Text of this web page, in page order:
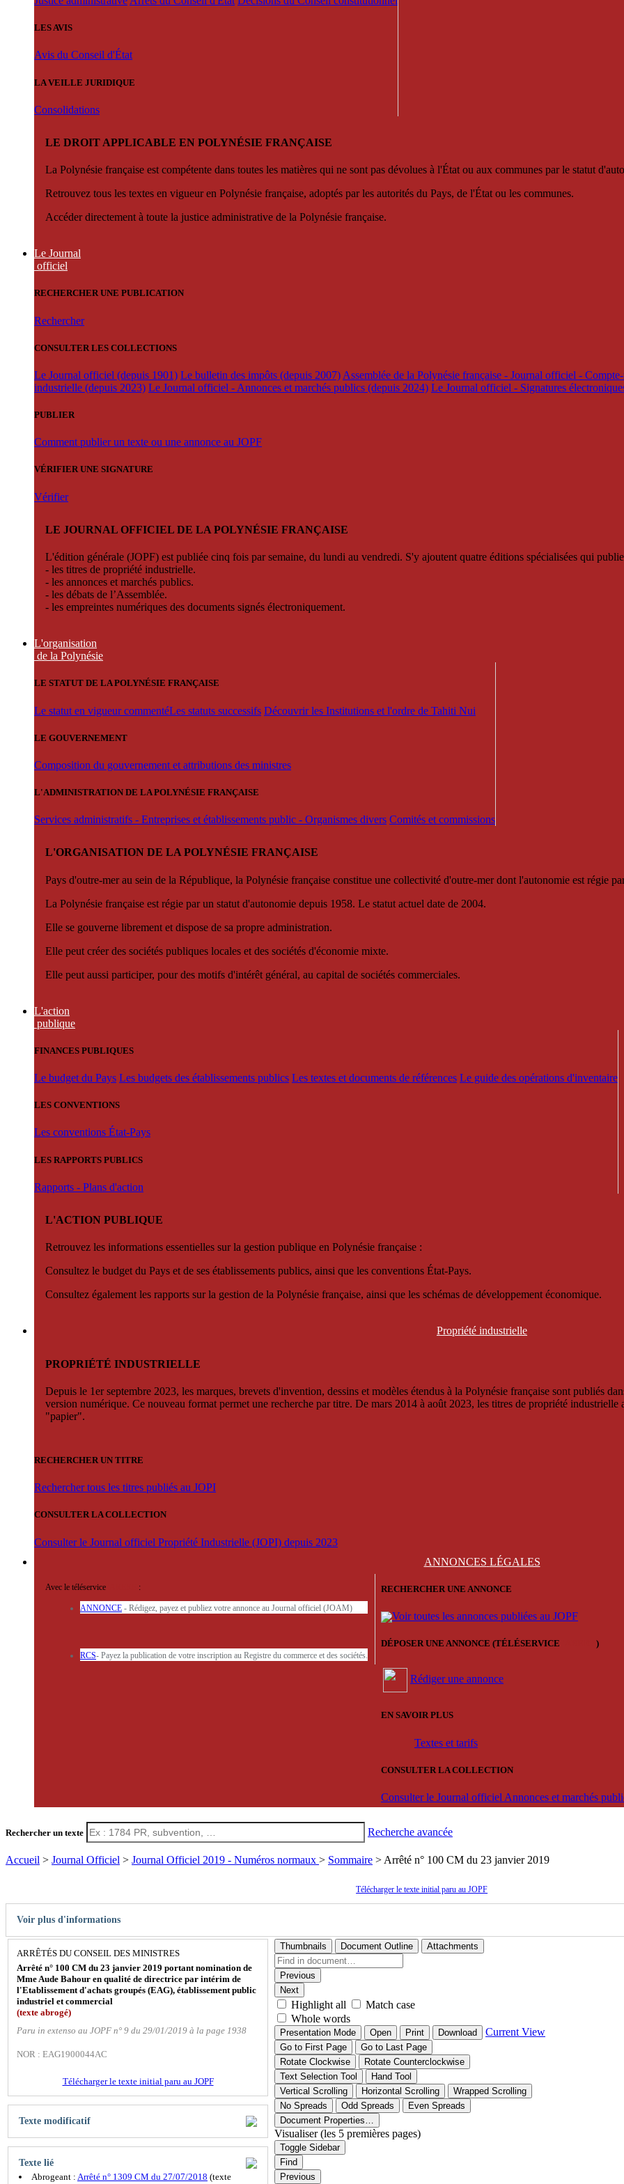
LES AVIS
Avis du Conseil d'État
LA VEILLE JURIDIQUE
Consolidations
LE DROIT APPLICABLE EN POLYNÉSIE FRANÇAISE
La Polynésie française est compétente dans toutes les matières qui ne sont pas dévolues à l'État ou aux communes par le statut
Retrouvez tous les textes en vigueur en Polynésie française, adoptés par les autorités du Pays, de l'État ou les communes.
Accéder directement à toute la justice administrative de la Polynésie française.
Le Journal
officiel
RECHERCHER UNE PUBLICATION
Rechercher
CONSULTER LES COLLECTIONS
Le Journal officiel (depuis 1901) Le bulletin des impôts (depuis 2007) Assemblée de la Polynésie française - Journal officiel -
industrielle (depuis 2023) Le Journal officiel - Annonces et marchés publics (depuis 2024) Le Journal officiel - Signatures
PUBLIER
Comment publier un texte ou une annonce au JOPF
VÉRIFIER UNE SIGNATURE
Vérifier
LE JOURNAL OFFICIEL DE LA POLYNÉSIE FRANÇAISE
L'édition générale (JOPF) est publiée cinq fois par semaine, du lundi au vendredi. S'y ajoutent quatre éditions spécialisées qui
- les titres de propriété industrielle.
- les annonces et marchés publics.
- les débats de l’Assemblée.
- les empreintes numériques des documents signés électroniquement.
L'organisation
de la Polynésie
LE STATUT DE LA POLYNÉSIE FRANÇAISE
Le statut en vigueur commentéLes statuts successifs Découvrir les Institutions et l'ordre de Tahiti Nui
LE GOUVERNEMENT
Composition du gouvernement et attributions des ministres
L'ADMINISTRATION DE LA POLYNÉSIE FRANÇAISE
Services administratifs - Entreprises et établissements public - Organismes divers Comités et commissions
L'ORGANISATION DE LA POLYNÉSIE FRANÇAISE
Pays d'outre-mer au sein de la République, la Polynésie française constitue une collectivité d'outre-mer dont l'autonomie est régie
La Polynésie française est régie par un statut d'autonomie depuis 1958. Le statut actuel date de 2004.
Elle se gouverne librement et dispose de sa propre administration.
Elle peut créer des sociétés publiques locales et des sociétés d'économie mixte.
Elle peut aussi participer, pour des motifs d'intérêt général, au capital de sociétés commerciales.
L'action
publique
FINANCES PUBLIQUES
Le budget du Pays Les budgets des établissements publics Les textes et documents de références Le guide des opérations d'inventaire
LES CONVENTIONS
Les conventions État-Pays
LES RAPPORTS PUBLICS
Rapports - Plans d'action
L'ACTION PUBLIQUE
Retrouvez les informations essentielles sur la gestion publique en Polynésie française :
Consultez le budget du Pays et de ses établissements publics, ainsi que les conventions État-Pays.
Consultez également les rapports sur la gestion de la Polynésie française, ainsi que les schémas de développement économique.
Propriété industrielle
PROPRIÉTÉ INDUSTRIELLE
Depuis le 1er septembre 2023, les marques, brevets d'invention, dessins et modèles étendus à la Polynésie française sont publiés
version numérique. Ce nouveau format permet une recherche par titre. De mars 2014 à août 2023, les titres de propriété
"papier".
RECHERCHER UN TITRE
Rechercher tous les titres publiés au JOPI
CONSULTER LA COLLECTION
Consulter le Journal officiel Propriété Industrielle (JOPI) depuis 2023
ANNONCES LÉGALES
Avec le téléservice :
ANNONCE - Rédigez, payez et publiez votre annonce au Journal officiel (JOAM)
RCS- Payez la publication de votre inscription au Registre du commerce et des sociétés.
RECHERCHER UNE ANNONCE
Voir toutes les annonces publiées au JOPF
DÉPOSER UNE ANNONCE (TÉLÉSERVICE )
Rédiger une annonce
EN SAVOIR PLUS
Textes et tarifs
CONSULTER LA COLLECTION
Consulter le Journal officiel Annonces et marchés
Rechercher un texte Recherche avancée
Accueil > Journal Officiel > Journal Officiel 2019 - Numéros normaux > Sommaire > Arrêté n° 100 CM du 23 janvier 2019
Télécharger le texte initial paru au JOPF
Voir plus d'informations
ARRÊTÉS DU CONSEIL DES MINISTRES
Arrêté n° 100 CM du 23 janvier 2019 portant nomination de
Mme Aude Bahour en qualité de directrice par intérim de
l'Etablissement d'achats groupés (EAG), établissement public
industriel et commercial
(texte abrogé)
Paru in extenso au JOPF n° 9 du 29/01/2019 à la page 1938
NOR : EAG1900044AC
Télécharger le texte initial paru au JOPF
Texte modificatif
Texte lié
Abrogeant : Arrêté n° 1309 CM du 27/07/2018 (texte
Thumbnails Document Outline Attachments
Previous
Next
Highlight all
Match case
Whole words
Presentation Mode Open Print Download Current View
Go to First Page
Go to Last Page
Rotate Clockwise
Rotate Counterclockwise
Text Selection Tool
Hand Tool
Vertical Scrolling
Horizontal Scrolling
Wrapped Scrolling
No Spreads
Odd Spreads
Even Spreads
Document Properties…
Visualiser (les 5 premières pages)
Toggle Sidebar
Find
Previous